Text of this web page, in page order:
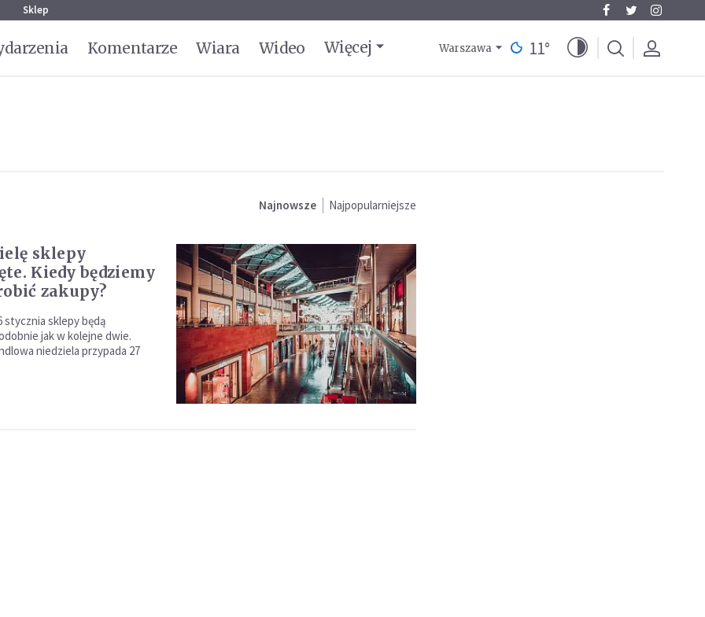
Sklep
Komentarze Wiara Wideo Więcej Warszawa 11°
Najnowsze Najpopularniejsze
sklepy
Kiedy będziemy
zakupy?
stycznia sklepy będą
jak w kolejne dwie.
niedziela przypada 27